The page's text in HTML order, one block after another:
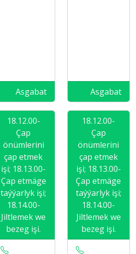
Asgabat Asgabat
18.12.00-
Çap
önümlerini
çap etmek
işi; 18.13.00-
Çap etmäge
taýýarlyk işi;
18.14.00-
Jiltlemek we
bezeg işi.
18.12.00-
Çap
önümlerini
çap etmek
işi; 18.13.00-
Çap etmäge
taýýarlyk işi;
18.14.00-
Jiltlemek we
bezeg işi.